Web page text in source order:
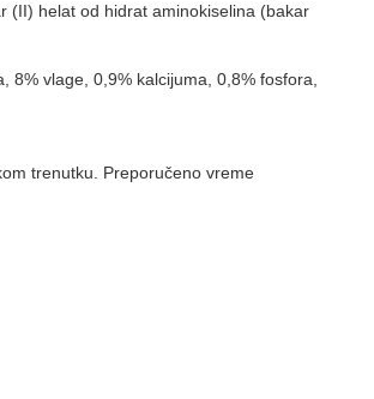
(II) helat od hidrat aminokiselina (bakar
8% vlage, 0,9% kalcijuma, 0,8% fosfora,
trenutku. Preporučeno vreme